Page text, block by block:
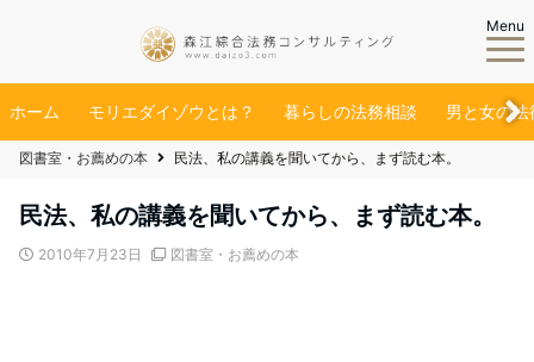
Menu
ホーム モリエダイゾウとは？ 暮らしの法務相談 男と女の法
図書室・お薦めの本 民法、私の講義を聞いてから、まず読む本。
民法、私の講義を聞いてから、まず読む本。
2010年7月23日 図書室・お薦めの本